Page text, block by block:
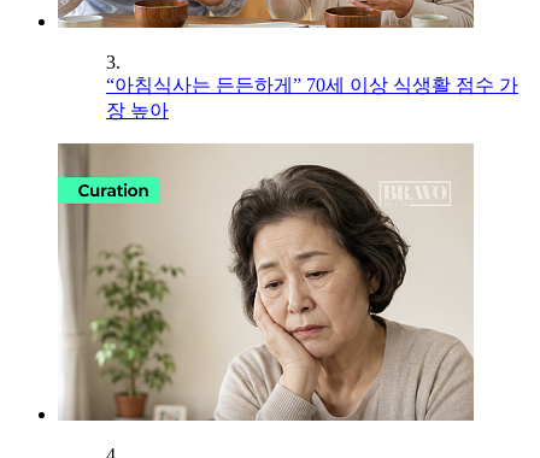
3.
“아침식사는 든든하게” 70세 이상 식생활 점수 가
장 높아